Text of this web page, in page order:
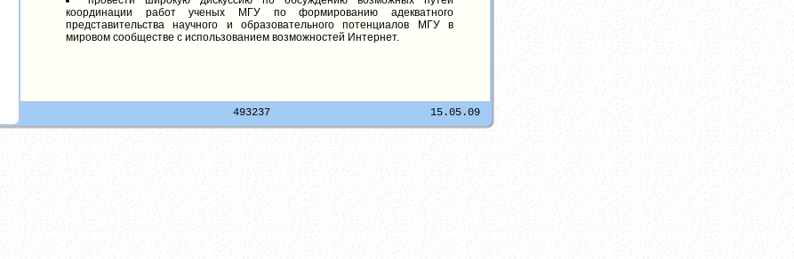
координации работ ученых МГУ по формированию адекватного
представительства научного и образовательного потенциалов МГУ в
мировом сообществе с использованием возможностей Интернет.
493237 15.05.09